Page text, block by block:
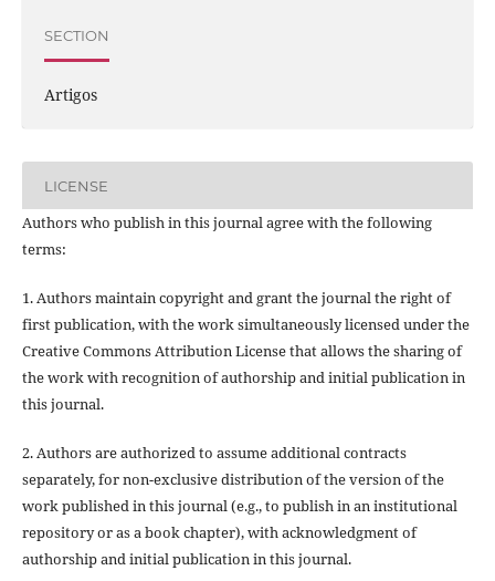
SECTION
Artigos
LICENSE
Authors who publish in this journal agree with the following
terms:
1. Authors maintain copyright and grant the journal the right of
first publication, with the work simultaneously licensed under the
Creative Commons Attribution License that allows the sharing of
the work with recognition of authorship and initial publication in
this journal.
2. Authors are authorized to assume additional contracts
separately, for non-exclusive distribution of the version of the
work published in this journal (e.g., to publish in an institutional
repository or as a book chapter), with acknowledgment of
authorship and initial publication in this journal.